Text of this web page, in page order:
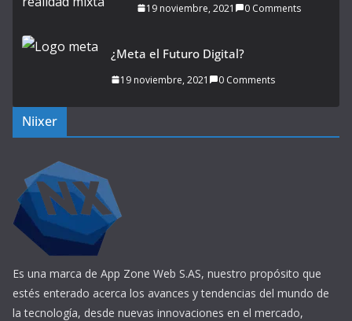
19 noviembre, 2021 0 Comments
¿Meta el Futuro Digital?
19 noviembre, 2021 0 Comments
Niixer
Es una marca de App Zone Web S.AS, nuestro propósito que
estés enterado acerca los avances y tendencias del mundo de
la tecnología, desde nuevas innovaciones en el mercado,